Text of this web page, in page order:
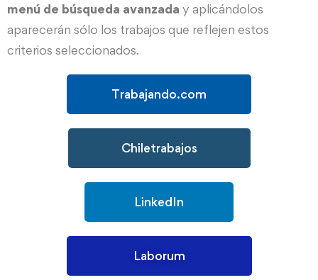
menú de búsqueda avanzada y aplicándolos
aparecerán sólo los trabajos que reflejen estos
criterios seleccionados.
Trabajando.com
Chiletrabajos
LinkedIn
Laborum